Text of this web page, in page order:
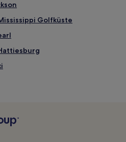
Golfküste